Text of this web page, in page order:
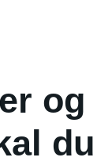
og
du